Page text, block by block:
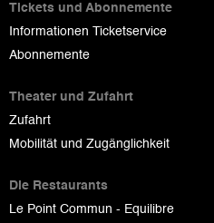
Tickets und Abonnemente
Informationen Ticketservice
Abonnemente
Theater und Zufahrt
Zufahrt
Mobilität und Zugänglichkeit
Die Restaurants
Le Point Commun - Equilibre